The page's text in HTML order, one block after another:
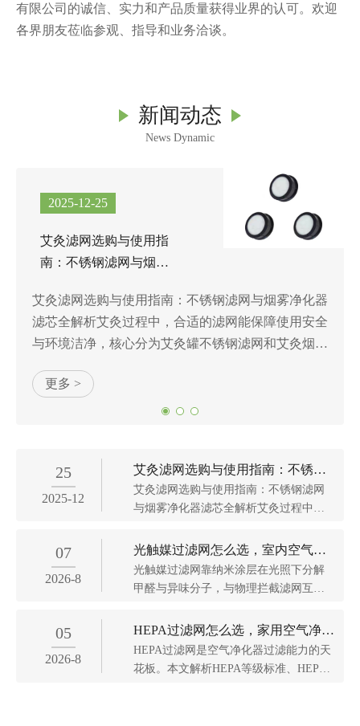
有限公司的诚信、实力和产品质量获得业界的认可。欢迎
各界朋友莅临参观、指导和业务洽谈。
新闻动态
News Dynamic
2025-12-25
艾灸滤网选购与使用指
南：不锈钢滤网与烟雾
艾灸滤网选购与使用指南：不锈钢滤网与烟雾净化器
滤芯全解析艾灸过程中，合适的滤网能保障使用安全
与环境洁净，核心分为艾灸罐不锈钢滤网和艾灸烟雾
的核心屏障艾灸罐...
更多 >
25
2025-12
艾灸滤网选购与使用指南：不锈钢
滤网与烟雾净化器滤芯
艾灸滤网选购与使用指南：不锈钢滤网
与烟雾净化器滤芯全解析艾灸过程中，
净，核心分为艾灸罐不锈钢滤网和艾灸
烟雾净化器滤芯两类。一、艾灸罐不锈
钢滤网：安全防护的核心屏障艾灸罐...
07
2026-8
光触媒过滤网怎么选，室内空气净
化的分解型滤网新解
光触媒过滤网靠纳米涂层在光照下分解
甲醛与异味分子，与物理拦截滤网互
标与更换周期，并附FAQ。...
05
2026-8
HEPA过滤网怎么选，家用空气净化
器滤材的硬核门槛
HEPA过滤网是空气净化器过滤能力的天
花板。本文解析HEPA等级标准、HEPA